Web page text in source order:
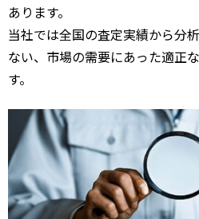
あります。
当社では全国の査定実績から分
ない、市場の需要にあった適正
す。